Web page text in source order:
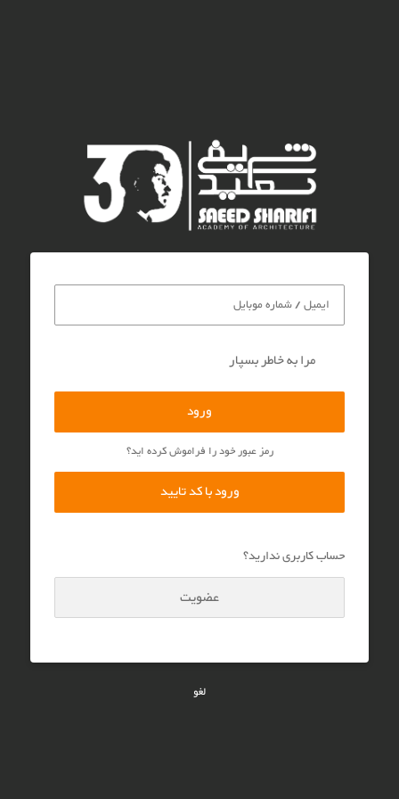
مرا به خاطر بسپار
ورود
رمز عبور خود را فراموش کرده اید؟
ورود با کد تایید
حساب کاربری ندارید؟
عضویت
لغو